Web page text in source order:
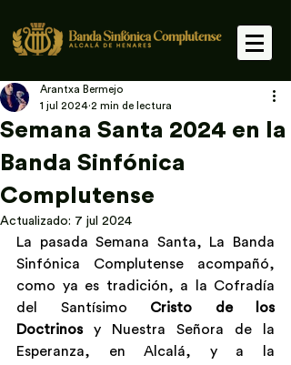
Semana Santa 2024 en la
Banda Sinfónica
Complutense
Arantxa Bermejo
1 jul 2024 2 min de lectura
Actualizado: 7 jul 2024
La pasada Semana Santa, La Banda
Sinfónica Complutense acompañó,
como ya es tradición, a la Cofradía
del Santísimo Cristo de los
Doctrinos y Nuestra Señora de la
Esperanza, en Alcalá, y a la